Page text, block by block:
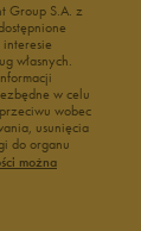
Group S.A. z
własnych.
w celu
wobec
usunięcia
do organu
można